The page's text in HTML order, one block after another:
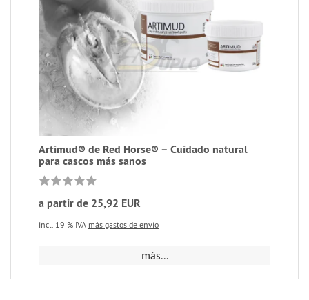
Artimud® de Red Horse® – Cuidado natural
para cascos más sanos
a partir de 25,92 EUR
incl. 19 % IVA más gastos de envío
más...